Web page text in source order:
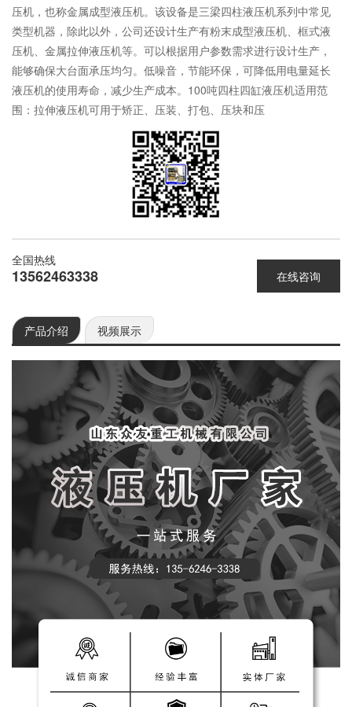
压机，也称金属成型液压机。该设备是三梁四柱液压机系列中常见
类型机器，除此以外，公司还设计生产有粉末成型液压机、框式液
压机、金属拉伸液压机等。可以根据用户参数需求进行设计生产，
能够确保大台面承压均匀。低噪音，节能环保，可降低用电量延长
液压机的使用寿命，减少生产成本。100吨四柱四缸液压机适用范
围：拉伸液压机可用于矫正、压装、打包、压块和压
在线咨询
全国热线
13562463338
产品介绍 视频展示